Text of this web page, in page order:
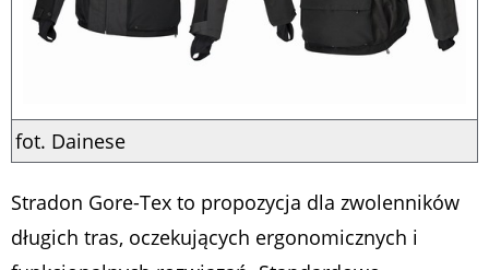
fot. Dainese
Stradon Gore-Tex to propozycja dla zwolenników
długich tras, oczekujących ergonomicznych i